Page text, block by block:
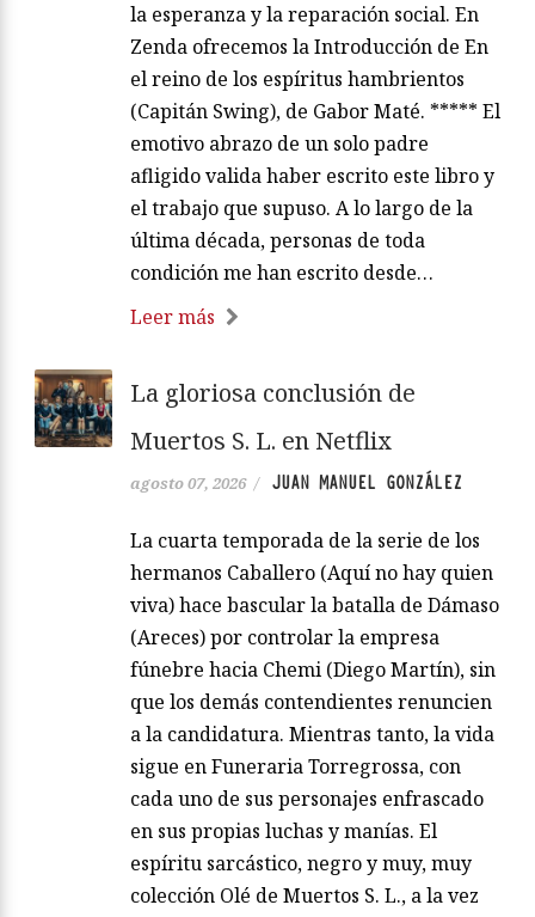
la esperanza y la reparación social. En
Zenda ofrecemos la Introducción de En
el reino de los espíritus hambrientos
(Capitán Swing), de Gabor Maté. ***** El
emotivo abrazo de un solo padre
afligido valida haber escrito este libro y
el trabajo que supuso. A lo largo de la
última década, personas de toda
condición me han escrito desde…
Leer más
La gloriosa conclusión de
Muertos S. L. en Netflix
agosto 07, 2026 / JUAN MANUEL GONZÁLEZ
La cuarta temporada de la serie de los
hermanos Caballero (Aquí no hay quien
viva) hace bascular la batalla de Dámaso
(Areces) por controlar la empresa
fúnebre hacia Chemi (Diego Martín), sin
que los demás contendientes renuncien
a la candidatura. Mientras tanto, la vida
sigue en Funeraria Torregrossa, con
cada uno de sus personajes enfrascado
en sus propias luchas y manías. El
espíritu sarcástico, negro y muy, muy
colección Olé de Muertos S. L., a la vez